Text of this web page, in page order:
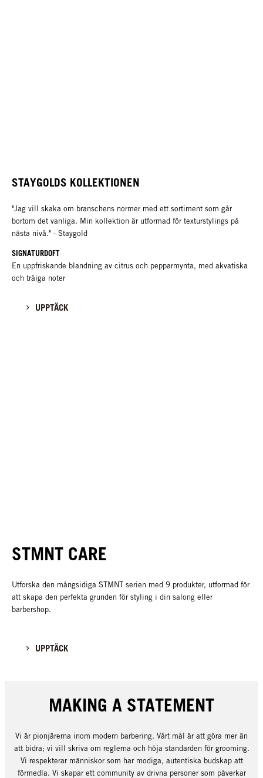
STAYGOLDS KOLLEKTIONEN
"Jag vill skaka om branschens normer med ett sortiment som går
bortom det vanliga. Min kollektion är utformad för texturstylings på
nästa nivå." - Staygold
SIGNATURDOFT
En uppfriskande blandning av citrus och pepparmynta, med akvatiska
och träiga noter
UPPTÄCK
STMNT CARE
Utforska den mångsidiga STMNT serien med 9 produkter, utformad för
att skapa den perfekta grunden för styling i din salong eller
barbershop.
UPPTÄCK
MAKING A STATEMENT
Vi är pionjärerna inom modern barbering. Vårt mål är att göra mer än
att bidra; vi vill skriva om reglerna och höja standarden för grooming.
Vi respekterar människor som har modiga, autentiska budskap att
förmedla. Vi skapar ett community av drivna personer som påverkar